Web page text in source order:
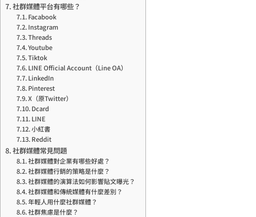
社群媒體平台有哪些？
Facabook
Instagram
Threads
Youtube
Tiktok
LINE Official Account（Line OA）
LinkedIn
Pinterest
X（原Twitter）
Dcard
LINE
小紅書
Reddit
社群媒體常見問題
社群媒體對企業有哪些好處？
社群媒體行銷的策略是什麼？
社群媒體的演算法如何影響貼文曝光？
社群媒體和傳統媒體有什麼差別？
年輕人用什麼社群媒體？
社群焦慮是什麼？